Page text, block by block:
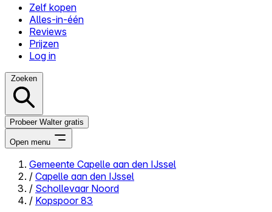
Zelf kopen
Alles-in-één
Reviews
Prijzen
Log in
Zoeken
Probeer Walter gratis
Open menu
Close menu
Gemeente Capelle aan den IJssel
/ Capelle aan den IJssel
/ Schollevaar Noord
/ Kopspoor 83